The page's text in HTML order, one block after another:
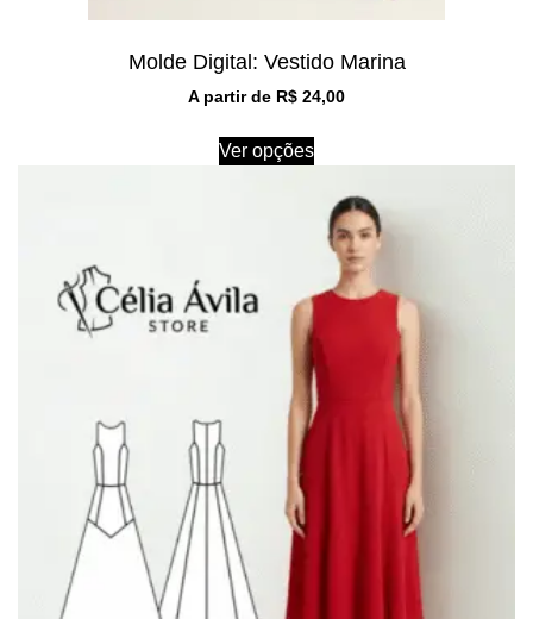
Molde Digital: Vestido Marina
A partir de R$ 24,00
Ver opções